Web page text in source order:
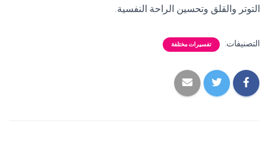
التوتر والقلق وتحسين الراحة النفسية.
التصنيفات: تفسيرات مختلفة